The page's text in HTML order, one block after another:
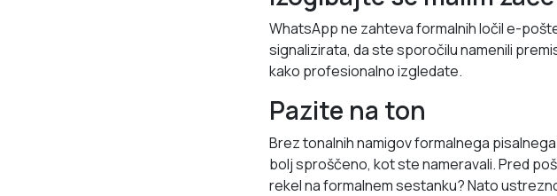
WhatsApp ne zahteva formalnih ločil e-
signalizirata, da ste sporočilu namenili
kako profesionalno izgledate.
Pazite na ton
Brez tonalnih namigov formalnega
bolj sproščeno, kot ste nameravali. Pred
rekel na formalnem sestanku? Nato